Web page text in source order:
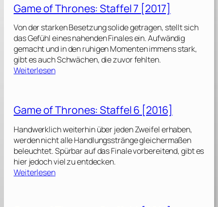
e
o
f
T
h
r
o
s
:
S
t
a
f
f
Game of Thrones: Staffel 7 [2017]
Von der starken Besetzung solide getragen, stellt sich
das Gefühl eines nahenden Finales ein. Aufwändig
gemacht und in den ruhigen Momenten immens stark,
gibt es auch Schwächen, die zuvor fehlten.
Weiterlesen:
e
o
f
T
h
r
o
Game of Thrones: Staffel 6 [2016]
Handwerklich weiterhin über jeden Zweifel erhaben,
werden nicht alle Handlungsstränge gleichermaßen
beleuchtet. Spürbar auf das Finale vorbereitend, gibt es
hier jedoch viel zu entdecken.
Weiterlesen: